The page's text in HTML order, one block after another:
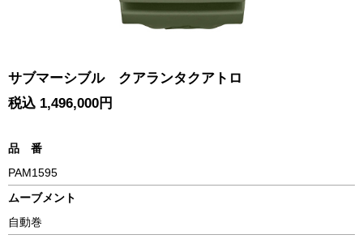
サブマーシブル クアランタクアトロ
税込 1,496,000円
品 番
PAM1595
ムーブメント
自動巻